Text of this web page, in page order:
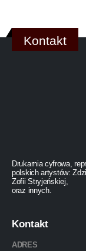
Kontakt
Drukarnia cyfrowa,
polskich artystów:
Zofii Stryjeńskiej,
oraz innych.
Kontakt
ADRES